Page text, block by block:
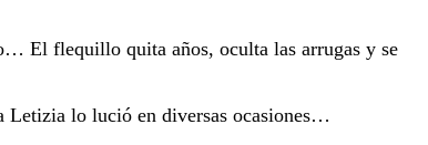
El flequillo quita años, oculta las arrugas y se
Letizia lo lució en diversas ocasiones…